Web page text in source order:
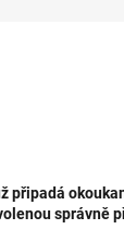
správně